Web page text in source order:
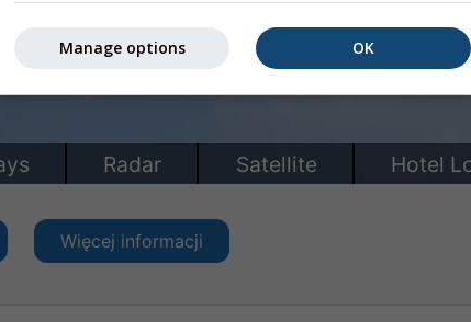
Więcej informacji
OK
Manage options